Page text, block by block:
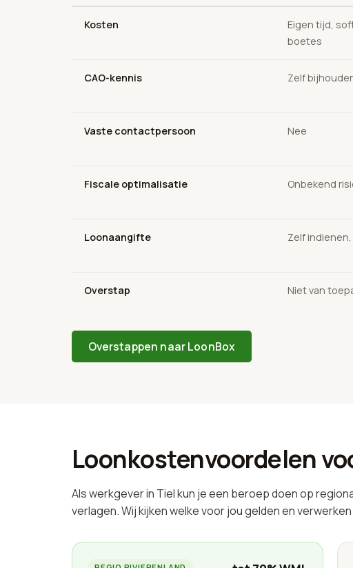
Kosten
Eigen tijd,
boetes
CAO-kennis Zelf
Vaste contactpersoon Nee
Fiscale optimalisatie Onbekend
Loonaangifte Zelf
Overstap Niet van
Overstappen naar LoonBox
Loonkostenvoordelen
Als werkgever in Tiel kun je een beroep doen op
verlagen. Wij kijken welke voor jou gelden en